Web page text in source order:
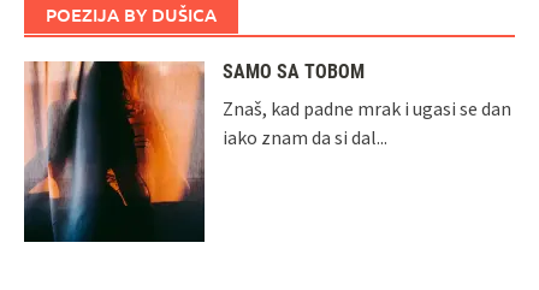
POEZIJA BY DUŠICA
SAMO SA TOBOM
Znaš, kad padne mrak i ugasi se dan
iako znam da si dal...